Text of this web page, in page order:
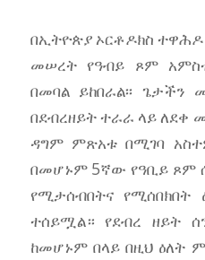
በኢትዮጵያ ኦርቶዶክስ ተዋሕዶ
መሠረት የዓብይ ጾም
በመባል ይከበራል፡፡ ጌታችን
በደብረዘይት ተራራ ላይ
ዳግም ምጽአቱ በሚገባ
በመሆኑም 5ኛው የዓቢይ ጾም
የሚታሰብበትና የሚሰበክበት
ተሰይሟል። የደብረ ዘይት
ከመሆኑም በላይ በዚህ ዕለት